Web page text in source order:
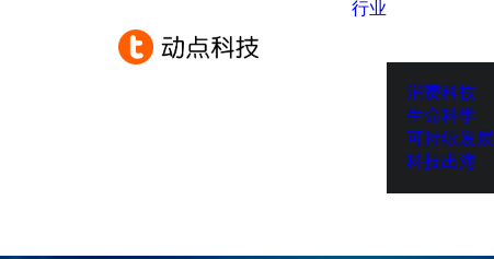
行业
消费科技
生命科学
可持续发展
科技出海